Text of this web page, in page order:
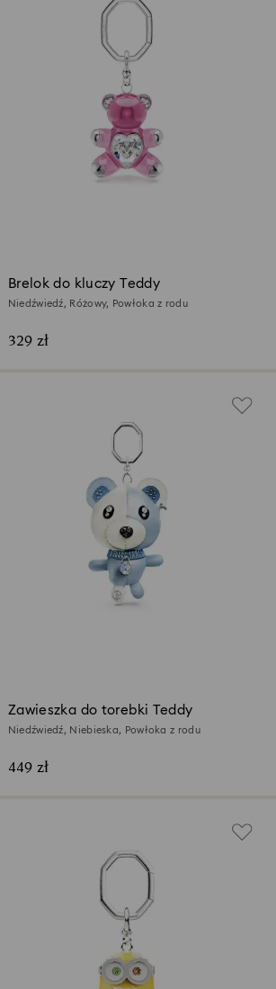
Brelok do kluczy Teddy
Niedźwiedź, Różowy, Powłoka z rodu
329 zł
Zawieszka do torebki Teddy
Niedźwiedź, Niebieska, Powłoka z rodu
449 zł